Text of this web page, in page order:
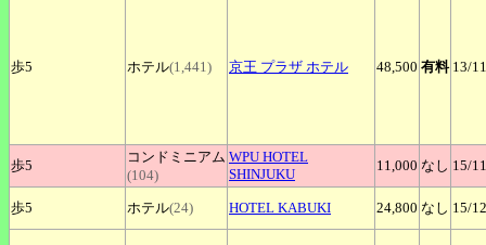
歩5 ホテル(1,441) 京王 プラザ ホテル 48,500 有料 13/11
歩5
コンドミニアム
(104)
WPU HOTEL
SHINJUKU
11,000 なし 15/11
歩5 ホテル(24) HOTEL KABUKI 24,800 なし 15/12